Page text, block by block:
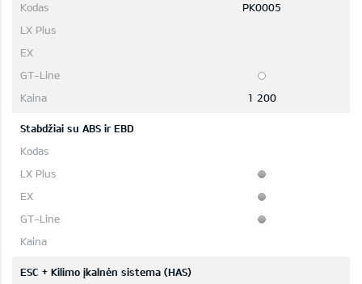
PK0005
1 200
Stabdžiai su ABS ir EBD
ESC + Kilimo įkalnėn sistema (HAS)